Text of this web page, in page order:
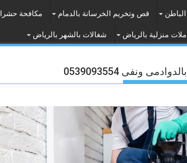
قص وتخريم الخرسانة بالدمام مكافحة
منزلية بالرياض شغالات بالشهر بالرياض
ونفى 0539093554